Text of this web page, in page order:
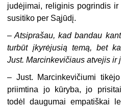
judėjimai, religinis pogrindis
susitiko per Sąjūdį.
– Atsiprašau, kad bandau
turbūt įkyrėjusią temą, bet
Just. Marcinkevičiaus atvejis ir
– Just. Marcinkevičiumi
priimtina jo kūryba, jo
todėl daugumai empatiškai